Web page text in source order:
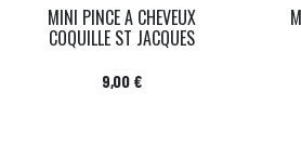
MINI PINCE A CHEVEUX
COQUILLE ST JACQUES
Prix
9,00 €